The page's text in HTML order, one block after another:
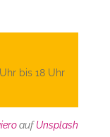
bis 18 Uhr
aufUnsplash